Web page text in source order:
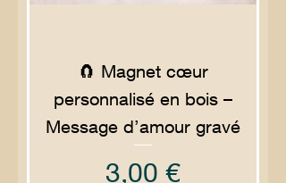
🧲 Magnet cœur
personnalisé en bois –
Message d’amour gravé
Prix
3,00 €